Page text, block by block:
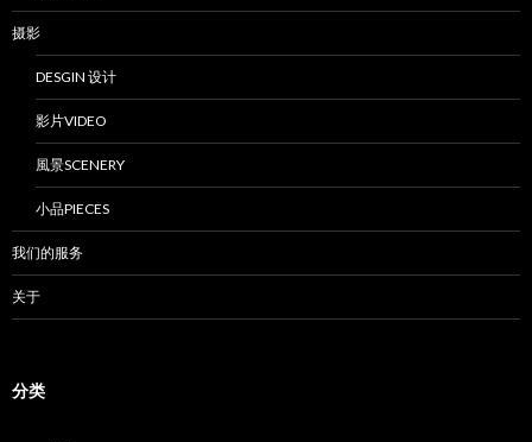
摄影
DESGIN 设计
影片VIDEO
風景SCENERY
小品PIECES
我们的服务
关于
分类